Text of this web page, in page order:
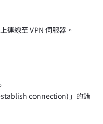
連線至 VPN 伺服器。
connection)」的錯